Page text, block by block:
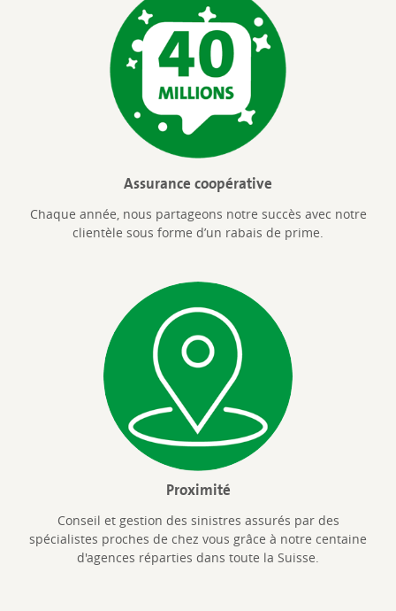
Assurance coopérative
Chaque année, nous partageons notre succès avec notre
clientèle sous forme d’un rabais de prime.
Proximité
Conseil et gestion des sinistres assurés par des
spécialistes proches de chez vous grâce à notre centaine
d'agences réparties dans toute la Suisse.